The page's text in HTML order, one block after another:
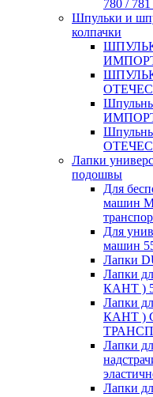
780 /
Шпульки и
колпачки
Лапки
подошвы
Для
машин
Для
машин
Лапки
Лапки
КАНТ )
Лапки
КАНТ )
Лапки
Лапки